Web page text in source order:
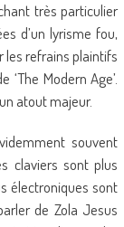
très particulier
d’un lyrisme fou,
les refrains plaintifs
‘The Modern Age’.
atout majeur.
souvent
claviers sont plus
électroniques sont
de Zola Jesus